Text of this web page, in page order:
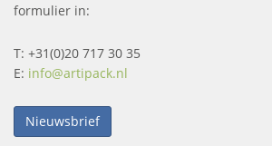
formulier in:
T: +31(0)20 717 30 35
E: info@artipack.nl
Nieuwsbrief